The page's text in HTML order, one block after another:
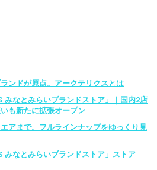
ンドが原点。アークテリクスとは
みなとみらいブランドストア」｜国内2店
も新たに拡張オープン
アまで。フルラインナップをゆっくり見
みなとみらいブランドストア」ストア